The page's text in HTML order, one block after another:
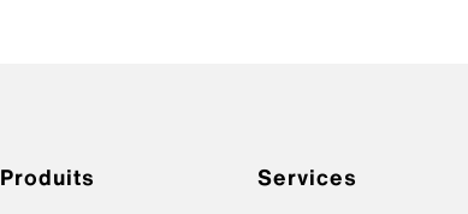
Produits
Services